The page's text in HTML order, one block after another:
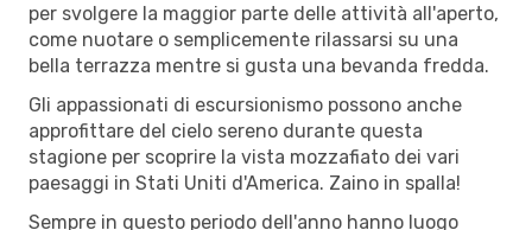
per svolgere la maggior parte delle attività all'aperto,
come nuotare o semplicemente rilassarsi su una
bella terrazza mentre si gusta una bevanda fredda.
Gli appassionati di escursionismo possono anche
approfittare del cielo sereno durante questa
stagione per scoprire la vista mozzafiato dei vari
paesaggi in Stati Uniti d'America. Zaino in spalla!
Sempre in questo periodo dell'anno hanno luogo